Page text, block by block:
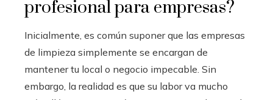
profesional para empresas?
Inicialmente, es común suponer que las empresas
de limpieza simplemente se encargan de
mantener tu local o negocio impecable. Sin
embargo, la realidad es que su labor va mucho